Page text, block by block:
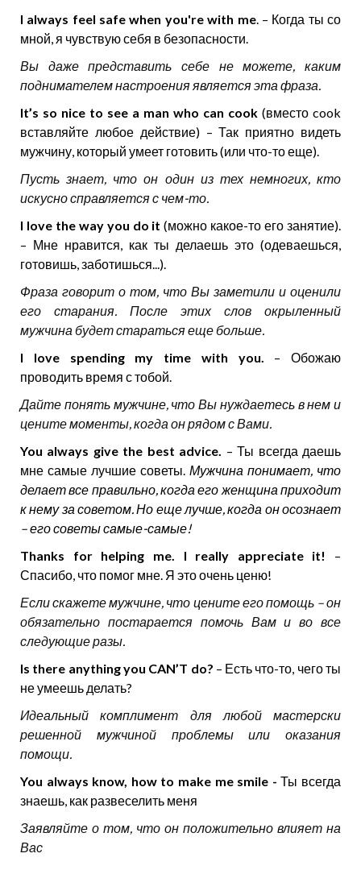
I always feel safe when you're with me. – Когда ты со
мной, я чувствую себя в безопасности.
Вы даже представить себе не можете, каким
поднимателем настроения является эта фраза.
It’s so nice to see a man who can cook (вместо cook
вставляйте любое действие) – Так приятно видеть
мужчину, который умеет готовить (или что-то еще).
Пусть знает, что он один из тех немногих, кто
искусно справляется с чем-то.
I love the way you do it (можно какое-то его занятие).
– Мне нравится, как ты делаешь это (одеваешься,
готовишь, заботишься...).
Фраза говорит о том, что Вы заметили и оценили
его старания. После этих слов окрыленный
мужчина будет стараться еще больше.
I love spending my time with you. – Обожаю
проводить время с тобой.
Дайте понять мужчине, что Вы нуждаетесь в нем и
цените моменты, когда он рядом с Вами.
You always give the best advice. – Ты всегда даешь
мне самые лучшие советы. Мужчина понимает, что
делает все правильно, когда его женщина приходит
к нему за советом. Но еще лучше, когда он осознает
– его советы самые-самые!
Thanks for helping me. I really appreciate it!
–
Спасибо, что помог мне. Я это очень ценю!
Если скажете мужчине, что цените его помощь – он
обязательно постарается помочь Вам и во все
следующие разы.
Is there anything you CAN’T do? – Есть что-то, чего ты
не умеешь делать?
Идеальный комплимент для любой мастерски
решенной мужчиной проблемы или оказания
помощи.
You always know, how to make me smile -Ты всегда
знаешь, как развеселить меня
Заявляйте о том, что он положительно влияет на
Вас